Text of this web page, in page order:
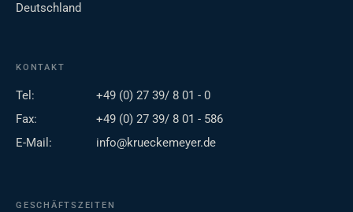
Deutschland
KONTAKT
Tel:
+49 (0) 27 39/ 8 01 - 0
Fax:
+49 (0) 27 39/ 8 01 - 586
E-Mail:
info@krueckemeyer.de
GESCHÄFTSZEITEN